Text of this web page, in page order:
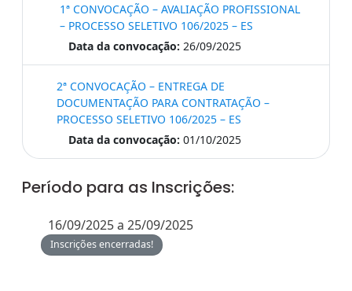
1ª CONVOCAÇÃO – AVALIAÇÃO PROFISSIONAL
– PROCESSO SELETIVO 106/2025 – ES
Data da convocação: 26/09/2025
2ª CONVOCAÇÃO – ENTREGA DE
DOCUMENTAÇÃO PARA CONTRATAÇÃO –
PROCESSO SELETIVO 106/2025 – ES
Data da convocação: 01/10/2025
Período para as Inscrições:
16/09/2025 a 25/09/2025
Inscrições encerradas!